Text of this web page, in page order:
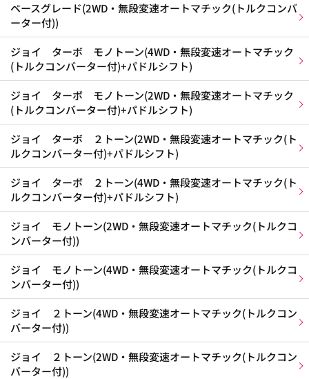
ベースグレード(2WD・無段変速オートマチック(トルクコンバ
ーター付))
ジョイ ターボ モノトーン(4WD・無段変速オートマチック
(トルクコンバーター付)+パドルシフト)
ジョイ ターボ モノトーン(2WD・無段変速オートマチック
(トルクコンバーター付)+パドルシフト)
ジョイ ターボ ２トーン(2WD・無段変速オートマチック(ト
ルクコンバーター付)+パドルシフト)
ジョイ ターボ ２トーン(4WD・無段変速オートマチック(ト
ルクコンバーター付)+パドルシフト)
ジョイ モノトーン(2WD・無段変速オートマチック(トルクコ
ンバーター付))
ジョイ モノトーン(4WD・無段変速オートマチック(トルクコ
ンバーター付))
ジョイ ２トーン(4WD・無段変速オートマチック(トルクコン
バーター付))
ジョイ ２トーン(2WD・無段変速オートマチック(トルクコン
バーター付))